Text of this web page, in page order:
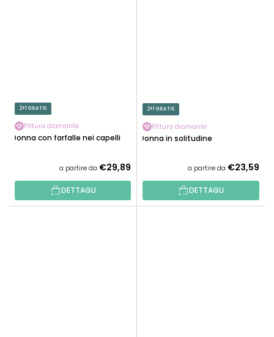
2+1 GRATIS
Pittura diamante
Donna con farfalle nei capelli
a partire da €29,89
DETTAGLI
2+1 GRATIS
Pittura diamante
Donna in solitudine
a partire da €23,59
DETTAGLI